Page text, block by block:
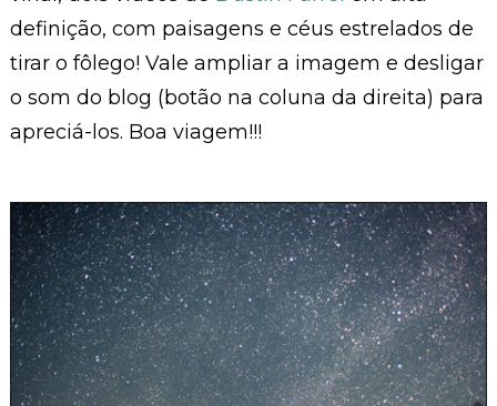
definição, com paisagens e céus estrelados de
tirar o fôlego! Vale ampliar a imagem e desligar
o som do blog (botão na coluna da direita) para
apreciá-los. Boa viagem!!!